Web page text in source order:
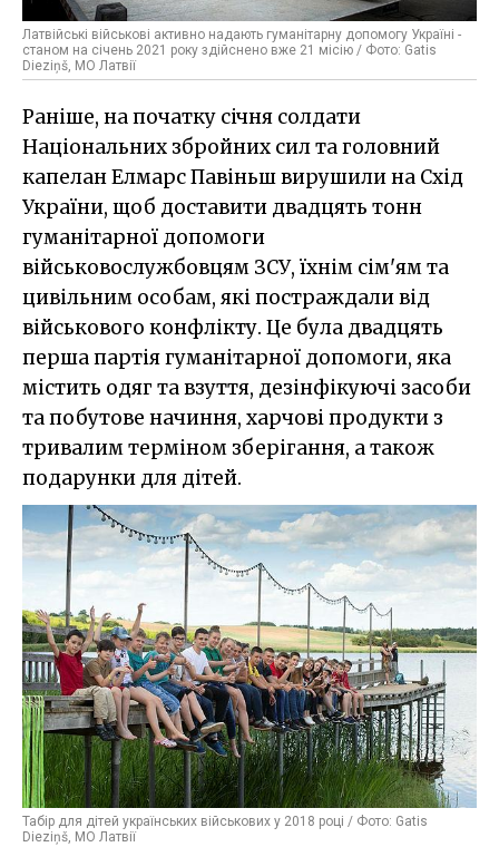
Латвійські військові активно надають гуманітарну допомогу Україні -
станом на січень 2021 року здійснено вже 21 місію / Фото: Gatis
Dieziņš, МО Латвії
Раніше, на початку січня солдати
Національних збройних сил та головний
капелан Елмарс Павіньш вирушили на Схід
України, щоб доставити двадцять тонн
гуманітарної допомоги
військовослужбовцям ЗСУ, їхнім сім'ям та
цивільним особам, які постраждали від
військового конфлікту. Це була двадцять
перша партія гуманітарної допомоги, яка
містить одяг та взуття, дезінфікуючі засоби
та побутове начиння, харчові продукти з
тривалим терміном зберігання, а також
подарунки для дітей.
Табір для дітей українських військових у 2018 році / Фото: Gatis
Dieziņš, МО Латвії